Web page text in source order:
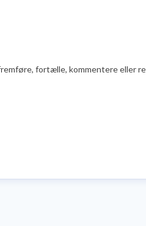
fortælle, kommentere